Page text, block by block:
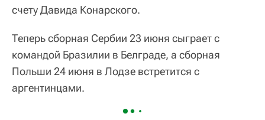
счету Давида Конарского.
Теперь сборная Сербии 23 июня сыграет с
командой Бразилии в Белграде, а сборная
Польши 24 июня в Лодзе встретится с
аргентинцами.